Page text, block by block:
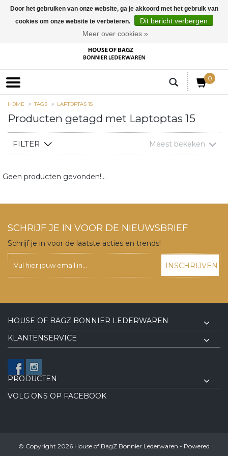
0
HOME TAGS LAPTOPTAS 15
Producten getagd met Laptoptas 15
FILTER Meest bekeken
Geen producten gevonden!...
SCHRIJF JE IN VOOR DE NIEUWSBRIEF
Schrijf je in voor de laatste acties en trends!
INSCHRIJVEN
HOUSE OF BAGZ BONNIER LEDERWAREN
KLANTENSERVICE
PRODUCTEN
VOLG ONS OP FACEBOOK
© Copyright 2026 House of BagZ Bonnier Lederwaren - Powered
Door het gebruiken van onze website, ga je akkoord met het gebruik van
cookies om onze website te verbeteren.
Dit bericht verbergen
Meer over cookies »